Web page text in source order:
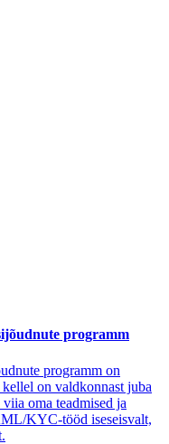
programm
programm on
on valdkonnast juba
oma teadmised ja
KYC-tööd iseseisvalt,